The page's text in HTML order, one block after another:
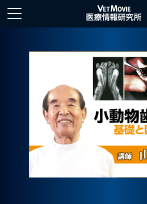
HOME
ログイン
新規登録
よくあるご質問